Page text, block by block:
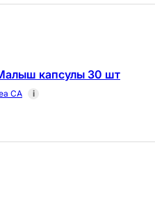
капсулы 30 шт
СА i